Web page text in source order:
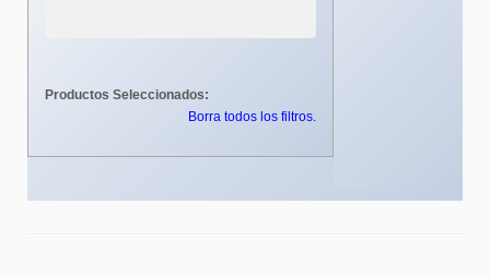
Productos Seleccionados:
Borra todos los filtros.